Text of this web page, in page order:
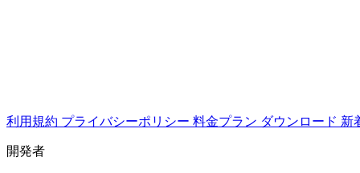
利用規約 プライバシーポリシー 料金プラン ダウンロード 新
開発者